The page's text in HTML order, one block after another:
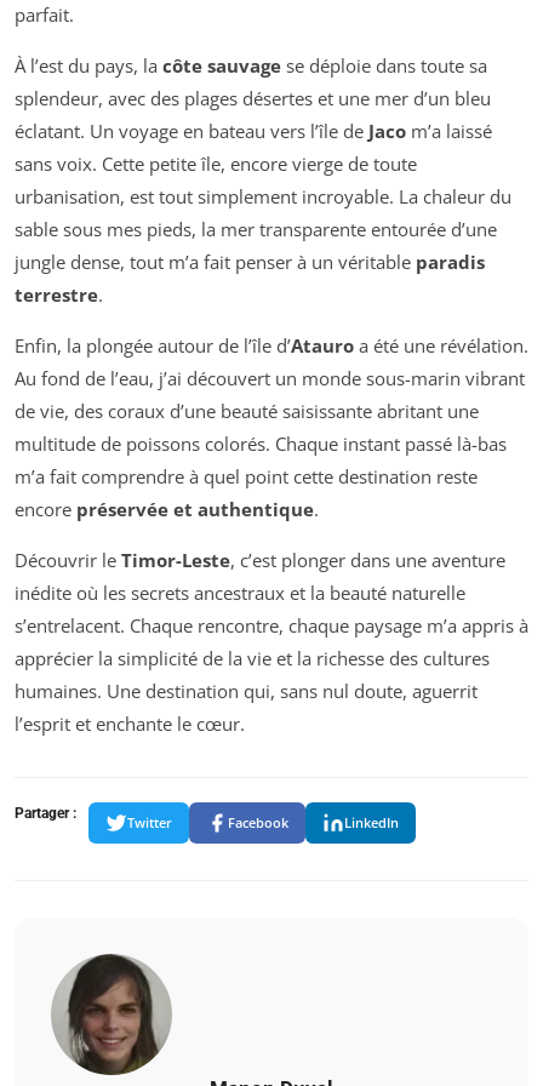
parfait.
À l’est du pays, la côte sauvage se déploie dans toute sa
splendeur, avec des plages désertes et une mer d’un bleu
éclatant. Un voyage en bateau vers l’île de Jaco m’a laissé
sans voix. Cette petite île, encore vierge de toute
urbanisation, est tout simplement incroyable. La chaleur du
sable sous mes pieds, la mer transparente entourée d’une
jungle dense, tout m’a fait penser à un véritable paradis
terrestre.
Enfin, la plongée autour de l’île d’Atauro a été une révélation.
Au fond de l’eau, j’ai découvert un monde sous-marin vibrant
de vie, des coraux d’une beauté saisissante abritant une
multitude de poissons colorés. Chaque instant passé là-bas
m’a fait comprendre à quel point cette destination reste
encore préservée et authentique.
Découvrir le Timor-Leste, c’est plonger dans une aventure
inédite où les secrets ancestraux et la beauté naturelle
s’entrelacent. Chaque rencontre, chaque paysage m’a appris à
apprécier la simplicité de la vie et la richesse des cultures
humaines. Une destination qui, sans nul doute, aguerrit
l’esprit et enchante le cœur.
Partager :
Twitter Facebook LinkedIn